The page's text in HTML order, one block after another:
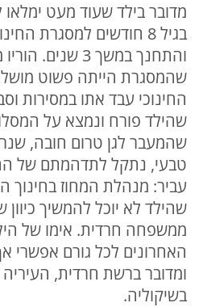
מדובר בילד שעוד מעט
בגיל 8 חודשים למסגרת
והתחנך במשך 3
שהמסגרת הייתה פשוט
החינוכי עבד אתו במסירות
שהילד פורח ונמצא על
שהמעבר לגן טרום חובה,
טבעי, נתקל לתדהמתם של
עביר: מנהלת המחוז בחינוך
שהילד לא יוכל להמשיך כיוון
ממשפחה חרדית. אימו של
האחרונים לכל גורם אפשרי
ומדובר ברשת חרדית,
בשיקוליה.